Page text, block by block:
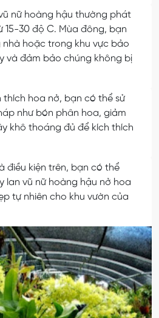
nữ hoàng hậu thường phát
30 độ C. Mùa đông, bạn
hoặc trong khu vực bảo
và đảm bảo chúng không bị
thích hoa nở, bạn có thể sử
như bón phân hoa, giảm
khô thoáng đủ để kích thích
điều kiện trên, bạn có thể
lan vũ nữ hoàng hậu nở hoa
tự nhiên cho khu vườn của